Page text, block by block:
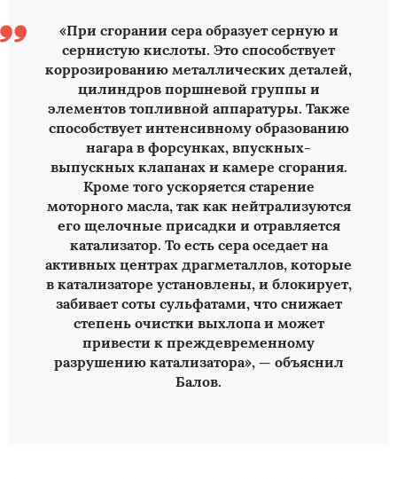
«При сгорании сера образует серную и
сернистую кислоты. Это способствует
коррозированию металлических деталей,
цилиндров поршневой группы и
элементов топливной аппаратуры. Также
способствует интенсивному образованию
нагара в форсунках, впускных-
выпускных клапанах и камере сгорания.
Кроме того ускоряется старение
моторного масла, так как нейтрализуются
его щелочные присадки и отравляется
катализатор. То есть сера оседает на
активных центрах драгметаллов, которые
в катализаторе установлены, и блокирует,
забивает соты сульфатами, что снижает
степень очистки выхлопа и может
привести к преждевременному
разрушению катализатора», — объяснил
Балов.